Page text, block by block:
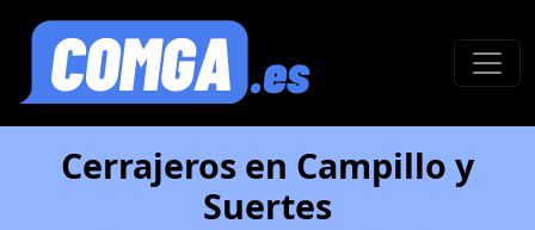
Cerrajeros en Campillo y
Suertes